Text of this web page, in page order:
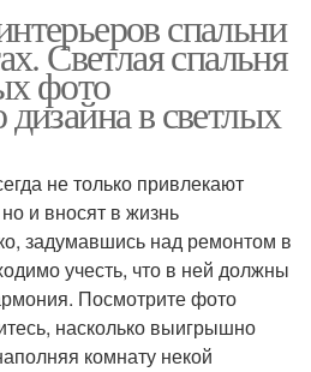
спальни
Светлая спальня
фото
в светлых
не только привлекают
и вносят в жизнь
задумавшись над ремонтом в
учесть, что в ней должны
Посмотрите фото
насколько выигрышно
комнату некой